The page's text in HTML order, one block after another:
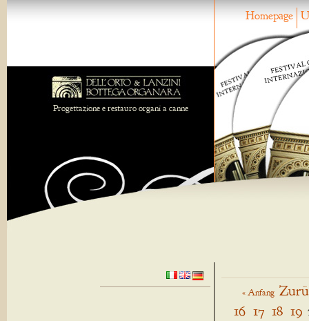
Homepage
Progettazione e restauro organi a canne
« Anfang
16 17 18 19